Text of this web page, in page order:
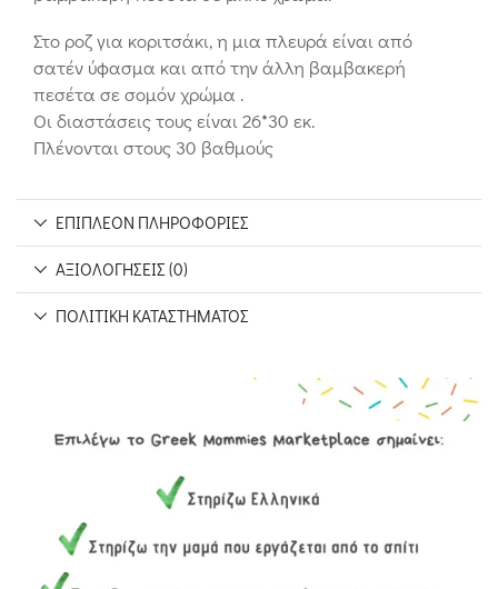
Στο ροζ για κοριτσάκι, η μια πλευρά είναι από
σατέν ύφασμα και από την άλλη βαμβακερή
πεσέτα σε σομόν χρώμα .
Οι διαστάσεις τους είναι 26*30 εκ.
Πλένονται στους 30 βαθμούς
ΕΠΙΠΛΈΟΝ ΠΛΗΡΟΦΟΡΊΕΣ
ΑΞΙΟΛΟΓΉΣΕΙΣ (0)
ΠΟΛΙΤΙΚΉ ΚΑΤΑΣΤΉΜΑΤΟΣ